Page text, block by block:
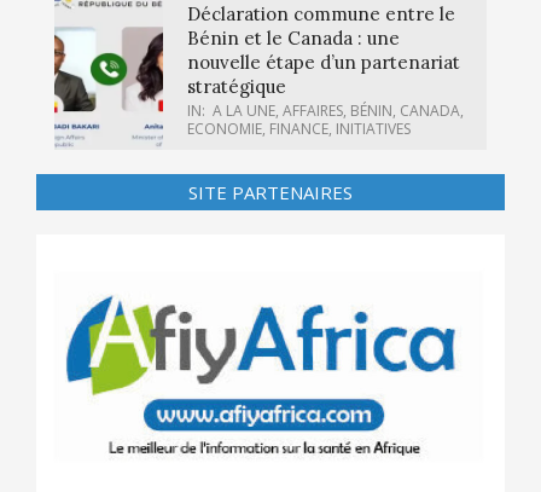
Déclaration commune entre le
Bénin et le Canada : une
nouvelle étape d’un partenariat
stratégique
IN: A LA UNE, AFFAIRES, BÉNIN, CANADA,
ECONOMIE, FINANCE, INITIATIVES
SITE PARTENAIRES